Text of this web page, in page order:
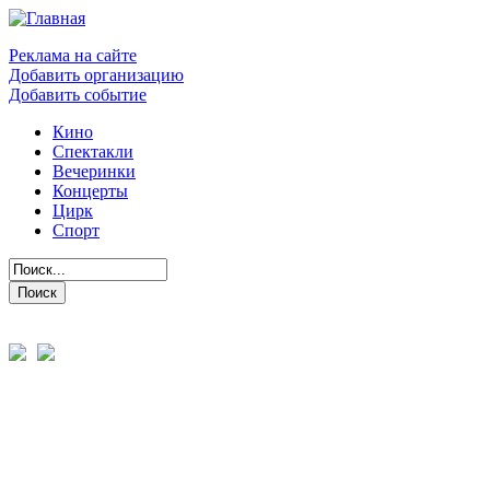
Реклама на сайте
Добавить организацию
Добавить событие
Кино
Спектакли
Вечеринки
Концерты
Цирк
Спорт